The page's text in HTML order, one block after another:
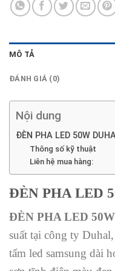
MÔ TẢ
ĐÁNH GIÁ (0)
Nội dung
ĐÈN PHA LED 50W
Thông số kỹ thuật
Liên hệ mua hàng:
ĐÈN PHA LED
ĐÈN PHA LED
suất tại công ty
tấm led samsung dài